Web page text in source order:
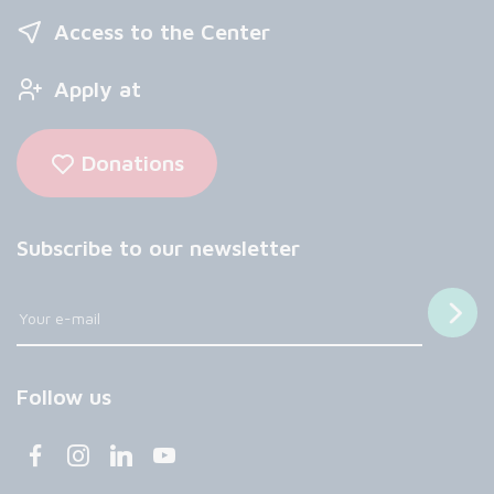
Access to the Center
Apply at
Donations
Subscribe to our newsletter
Follow us